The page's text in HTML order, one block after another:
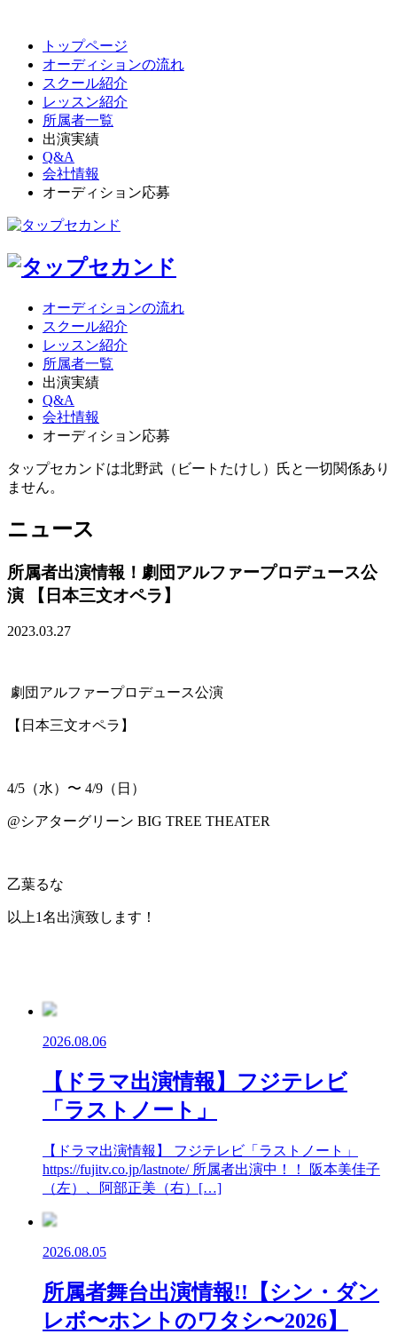
トップページ
オーディションの流れ
スクール紹介
レッスン紹介
所属者一覧
出演実績
Q&A
会社情報
オーディション応募
オーディションの流れ
スクール紹介
レッスン紹介
所属者一覧
出演実績
Q&A
会社情報
オーディション応募
タップセカンドは北野武（ビートたけし）氏と一切関係あり
ません。
ニュース
所属者出演情報！劇団アルファープロデュース公
演 【日本三文オペラ】
2023.03.27
劇団アルファープロデュース公演
【日本三文オペラ】
4/5（水）〜 4/9（日）
@シアターグリーン BIG TREE THEATER
乙葉るな
以上1名出演致します！
2026.08.06
【ドラマ出演情報】フジテレビ
「ラストノート」
【ドラマ出演情報】 フジテレビ「ラストノート」
https://fujitv.co.jp/lastnote/ 所属者出演中！！ 阪本美佳子
（左）、阿部正美（右）[…]
2026.08.05
所属者舞台出演情報!!【シン・ダン
レボ〜ホントのワタシ〜2026】